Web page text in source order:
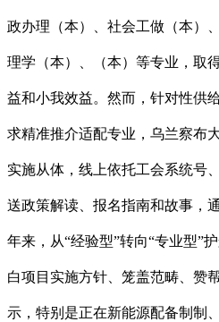
政办理（本）、社会工做（本）
理学（本）、（本）等专业，取
益和小我效益。然而，针对性供
求精准推介适配专业，乌兰察布
实施从体，线上依托工会系统号
送政策解读、报名指南和故事，
年来，从“经验型”转向“专业型”
白项目实施方针、笼盖范畴、赞
示，特别是正在新能源配备制制